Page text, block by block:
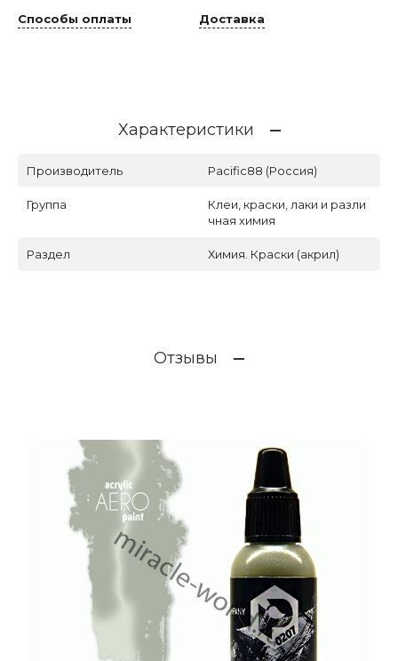
Способы оплаты Доставка
Характеристики
Производитель Pacific88 (Россия)
Группа
Клеи, краски, лаки и разли
чная химия
Раздел Химия. Краски (акрил)
Отзывы